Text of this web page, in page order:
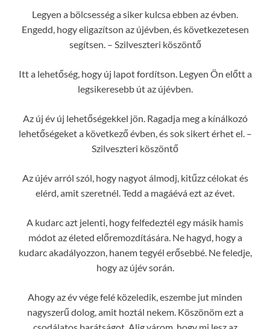
Legyen a bölcsesség a siker kulcsa ebben az évben.
Engedd, hogy eligazítson az újévben, és következetesen
segítsen. – Szilveszteri köszöntő
Itt a lehetőség, hogy új lapot fordítson. Legyen Ön előtt a
legsikeresebb út az újévben.
Az új év új lehetőségekkel jön. Ragadja meg a kínálkozó
lehetőségeket a következő évben, és sok sikert érhet el. –
Szilveszteri köszöntő
Az újév arról szól, hogy nagyot álmodj, kitűzz célokat és
elérd, amit szeretnél. Tedd a magáévá ezt az évet.
A kudarc azt jelenti, hogy felfedeztél egy másik hamis
módot az életed előremozdítására. Ne hagyd, hogy a
kudarc akadályozzon, hanem tegyél erősebbé. Ne feledje,
hogy az újév során.
Ahogy az év vége felé közeledik, eszembe jut minden
nagyszerű dolog, amit hoztál nekem. Köszönöm ezt a